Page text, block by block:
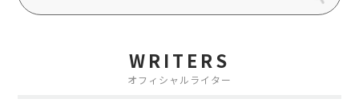
WRITERS
オフィシャルライター